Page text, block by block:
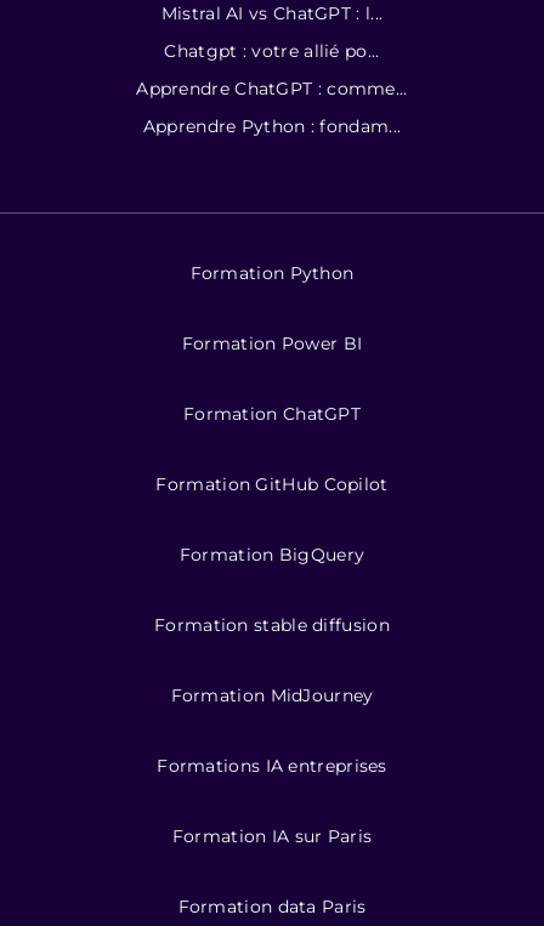
Mistral AI vs ChatGPT : l...
Chatgpt : votre allié po...
Apprendre ChatGPT : comme...
Apprendre Python : fondam...
Formation Python
Formation Power BI
Formation ChatGPT
Formation GitHub Copilot
Formation BigQuery
Formation stable diffusion
Formation MidJourney
Formations IA entreprises
Formation IA sur Paris
Formation data Paris